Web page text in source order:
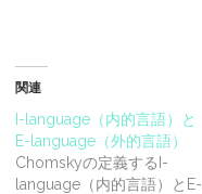
関連
I-language（内的言語）と
E-language（外的言語）
Chomskyの定義するI-
language（内的言語）とE-